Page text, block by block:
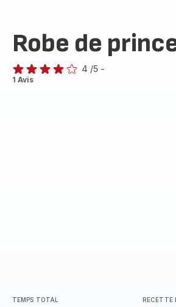
Robe de
Avis
4 /5 -
1 Avis
TEMPS TOTAL RECETTE